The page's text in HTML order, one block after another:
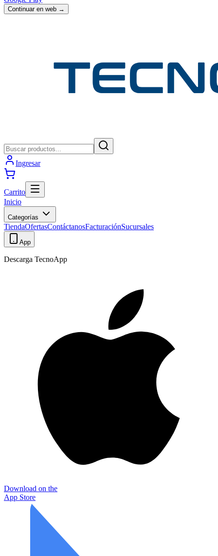
Continuar en web →
Ingresar
Carrito
Inicio
Categorías
TiendaOfertasContáctanosFacturaciónSucursales
App
Descarga TecnoApp
Download on the
App Store